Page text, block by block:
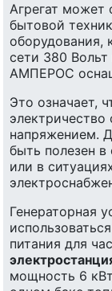
Агрегат может
бытовой
оборудования,
сети 380 Вольт
АМПЕРОС
Это означает,
электричество
напряжением.
быть полезен в
или в
Генераторная
питания для
мощность 6